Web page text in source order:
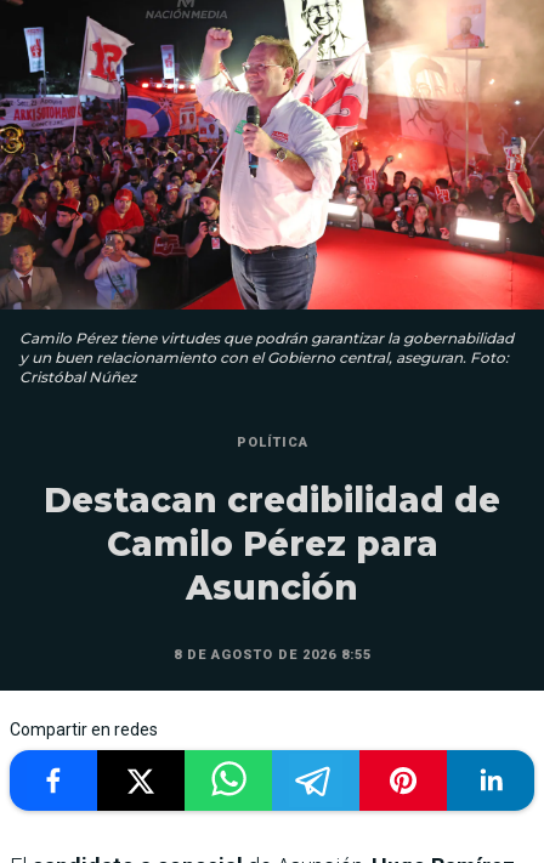
Camilo Pérez tiene virtudes que podrán garantizar la gobernabilidad
y un buen relacionamiento con el Gobierno central, aseguran. Foto:
Cristóbal Núñez
POLÍTICA
Destacan credibilidad de
Camilo Pérez para
Asunción
8 DE AGOSTO DE 2026 8:55
Compartir en redes